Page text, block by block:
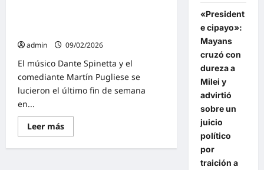
encuentro
admin
09/02/2026
El músico Dante Spinetta y el
comediante Martín Pugliese se
lucieron el último fin de semana
en...
Leer másLee
más
Noches
«President
e cipayo»:
Mayans
cruzó con
dureza a
Milei y
advirtió
sobre un
juicio
político
por
traición a